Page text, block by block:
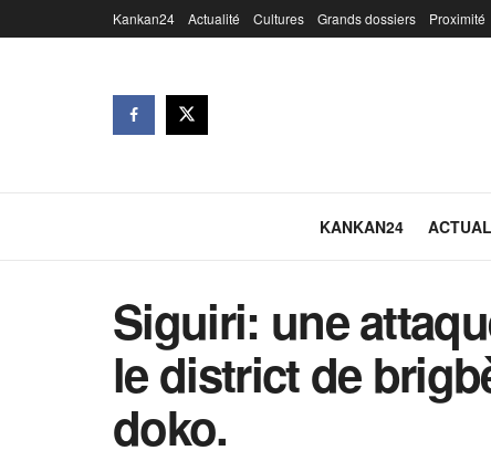
Kankan24 Actualité Cultures Grands dossiers Proximité
KANKAN24
Siguiri: une
le district de
doko.